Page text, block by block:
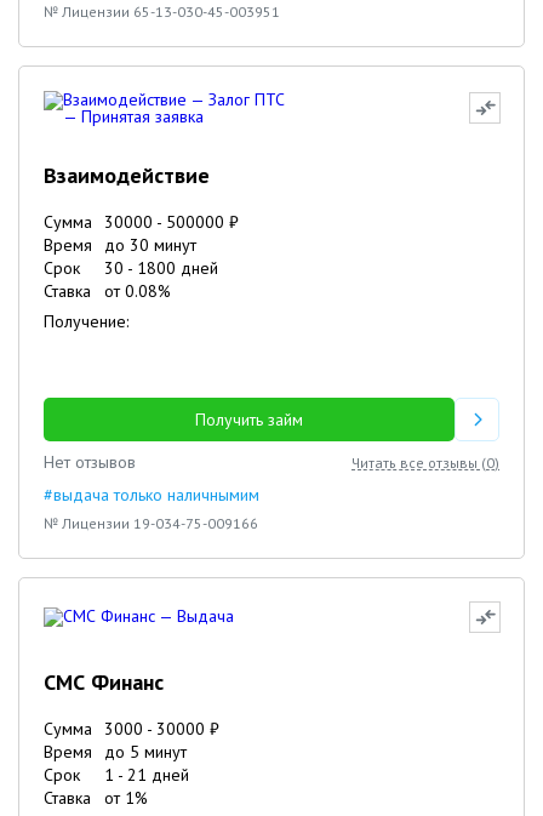
№ Лицензии 65-13-030-45-003951
Взаимодействие
Сумма 30000 - 500000 ₽
Время
до 30 минут
Срок
30 - 1800 дней
Ставка
от0.08%
Получение:
Получить займ
Нет отзывов
Читать все отзывы (0)
#выдача только наличнымим
№ Лицензии 19-034-75-009166
СМС Финанс
Сумма 3000 - 30000 ₽
Время
до 5 минут
Срок
1 - 21 дней
Ставка
от 1%